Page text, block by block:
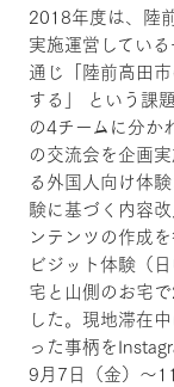
2018年度は、陸
実施運営してい
通じ「陸前高田
する」 という課
の4チームに分か
の交流会を企画
る外国人向け体
験に基づく内容
ンテンツの作成
ビジット体験（
宅と山側のお宅
した。現地滞在
った事柄を
9月7日（金）～